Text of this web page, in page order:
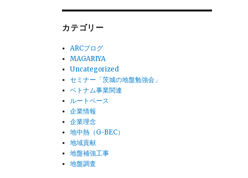
カテゴリー
ARCブログ
MAGARIYA
Uncategorized
セミナー「茨城の地盤勉強会」
ベトナム事業関連
ルートベース
企業情報
企業理念
地中熱（G-BEC）
地域貢献
地盤補強工事
地盤調査